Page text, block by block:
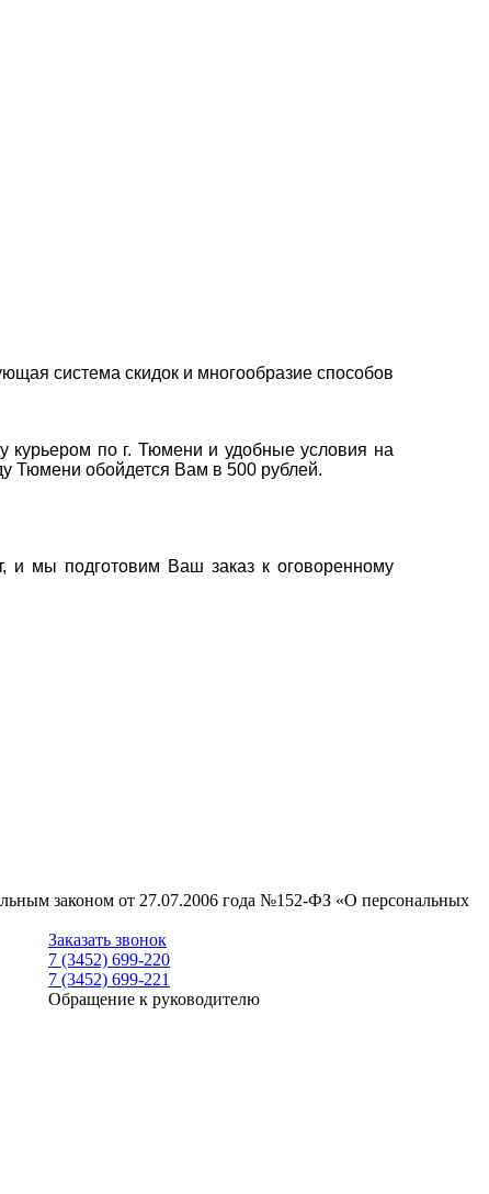
система скидок и многообразие способов
курьером по г. Тюмени и удобные условия на
Тюмени обойдется Вам в 500 рублей.
и мы подготовим Ваш заказ к оговоренному
законом от 27.07.2006 года №152-ФЗ «О персональных
Заказать звонок
7 (3452) 699-220
7 (3452) 699-221
Обращение к руководителю